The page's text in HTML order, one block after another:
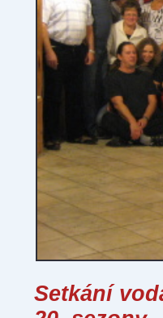
Setkání